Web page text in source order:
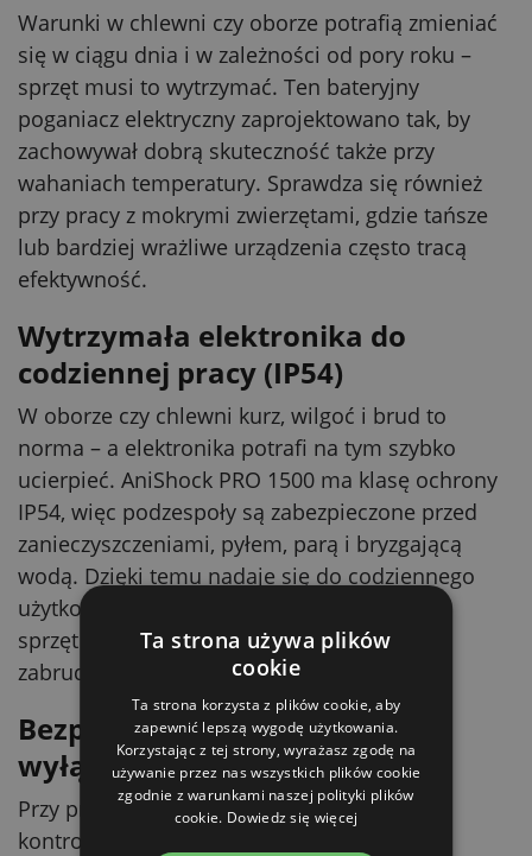
Warunki w chlewni czy oborze potrafią zmieniać
się w ciągu dnia i w zależności od pory roku –
sprzęt musi to wytrzymać. Ten bateryjny
poganiacz elektryczny zaprojektowano tak, by
zachowywał dobrą skuteczność także przy
wahaniach temperatury. Sprawdza się również
przy pracy z mokrymi zwierzętami, gdzie tańsze
lub bardziej wrażliwe urządzenia często tracą
efektywność.
Wytrzymała elektronika do
codziennej pracy (IP54)
W oborze czy chlewni kurz, wilgoć i brud to
norma – a elektronika potrafi na tym szybko
ucierpieć. AniShock PRO 1500 ma klasę ochrony
IP54, więc podzespoły są zabezpieczone przed
zanieczyszczeniami, pyłem, parą i bryzgającą
wodą. Dzięki temu nadaje się do codziennego
użytkowania w warunkach rolniczych, gdzie
sprzęt często ma kontakt z wilgocią i
zabrudzeniami.
Bezpieczniejsza obsługa dzięki
wyłącznikowi
Przy pracy ze zwierzętami ważna jest pełna
kontrola nad urządzeniem – nie tylko ze
Ta strona używa plików
cookie
Ta strona korzysta z plików cookie, aby
zapewnić lepszą wygodę użytkowania.
Korzystając z tej strony, wyrażasz zgodę na
używanie przez nas wszystkich plików cookie
zgodnie z warunkami naszej polityki plików
cookie. Dowiedz się więcej